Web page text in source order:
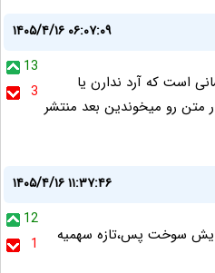
۱۴۰۵/۴/۱۶ ۰۶:۰۷:۰۹
13
3
است که آرد ندارن یا
متن رو میخوندین بعد منتشر
۱۴۰۵/۴/۱۶ ۱۱:۳۷:۴۶
12
1
سوخت پس،تازه سهمیه